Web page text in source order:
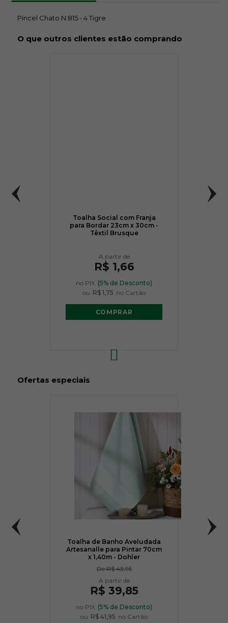
Pincel Chato N:815 - 4 Tigre
O que outros clientes estão comprando
Toalha Social com Franja
para Bordar 23cm x 30cm -
Têxtil Brusque
R$ 1,66
no PIX (5% de Desconto)
ou R$ 1,75 no Cartão
COMPRAR
Ofertas especiais
Toalha de Banho Aveludada
Artesanalle para Pintar 70cm
x 1,40m - Dohler
DeR$ 43,95
R$ 39,85
no PIX (5% de Desconto)
ou R$ 41,95 no Cartão